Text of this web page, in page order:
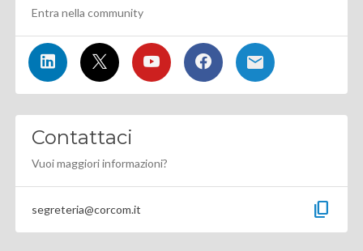
Entra nella community
Contattaci
Vuoi maggiori informazioni?
segreteria@corcom.it content_copy